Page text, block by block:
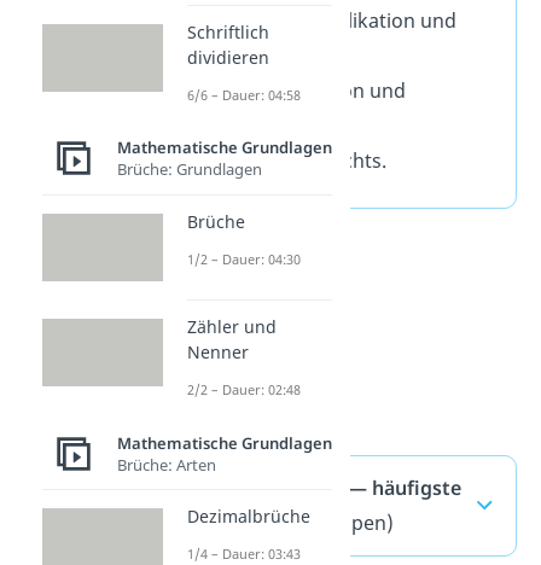
Punkt (Multiplikation und
Division).
Strich (Addition und
Links nach rechts.
Rechengesetze — häufigste
Fragen(ausklappen)
Schriftlich
dividieren
6/6 – Dauer: 04:58
Mathematische Grundlagen
Brüche: Grundlagen
Brüche
1/2 – Dauer: 04:30
Zähler und
Nenner
2/2 – Dauer: 02:48
Mathematische Grundlagen
Brüche: Arten
Dezimalbrüche
1/4 – Dauer: 03:43